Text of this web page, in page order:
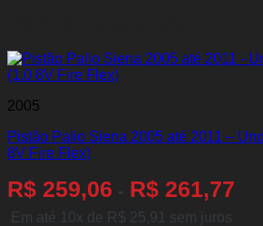
2005
Pistão Palio Siena 2005 até 2011 –
8V Fire Flex)
R$ 259,06 - R$ 261,77
Em até 10x de R$ 25,91 sem juros